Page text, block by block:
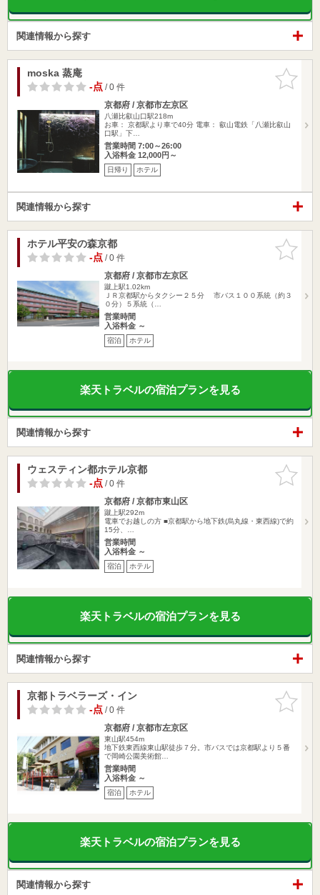
関連情報から探す
お気に入
りに追加
moska 蒸庵
-点/ 0 件
京都府 / 京都市左京区
八瀬比叡山口駅218m
お車： 京都駅より車で40分 電車： 叡山電鉄「八瀬比叡山
口駅」下…
営業時間 7:00～26:00
入浴料金 12,000円～
日帰り ホテル
関連情報から探す
お気に入
りに追加
ホテル平安の森京都
-点/ 0 件
京都府 / 京都市左京区
蹴上駅1.02km
ＪＲ京都駅からタクシー２５分 市バス１００系統（約３
０分）５系統（…
営業時間
入浴料金 ～
宿泊 ホテル
楽天トラベルの宿泊プランを見る
関連情報から探す
お気に入
りに追加
ウェスティン都ホテル京都
-点/ 0 件
京都府 / 京都市東山区
蹴上駅292m
電車でお越しの方 ■京都駅から地下鉄(烏丸線・東西線)で約
15分、…
営業時間
入浴料金 ～
宿泊 ホテル
楽天トラベルの宿泊プランを見る
関連情報から探す
お気に入
りに追加
京都トラベラーズ・イン
-点/ 0 件
京都府 / 京都市左京区
東山駅454m
地下鉄東西線東山駅徒歩７分。市バスでは京都駅より５番
で岡崎公園美術館…
営業時間
入浴料金 ～
宿泊 ホテル
楽天トラベルの宿泊プランを見る
関連情報から探す